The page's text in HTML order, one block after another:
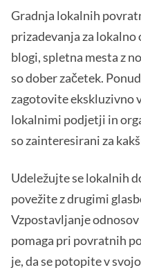
Gradnja lokalnih
prizadevanja za
blogi, spletna mesta z
so dober začetek.
zagotovite ekskluzivno
lokalnimi podjetji in
so zainteresirani za
Udeležujte se lokalnih
povežite z drugimi
Vzpostavljanje
pomaga pri povratnih
je, da se potopite v